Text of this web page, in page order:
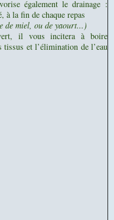
également le drainage :
à la fin de chaque repas
de miel, ou de yaourt...)
il vous incitera à boire
et l’élimination de l’eau